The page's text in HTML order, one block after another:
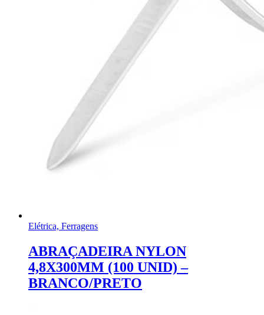
Elétrica, Ferragens
ABRAÇADEIRA NYLON
4,8X300MM (100 UNID) –
BRANCO/PRETO